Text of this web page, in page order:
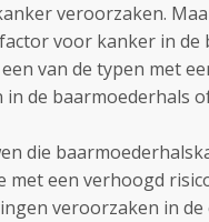
veroorzaken.
voor kanker in de
van de typen met
in de baarmoederhals
die
met een verhoogd
veroorzaken in